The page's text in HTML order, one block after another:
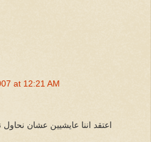
at 12:21 AM
اعتقد اننا عايشيين عشان